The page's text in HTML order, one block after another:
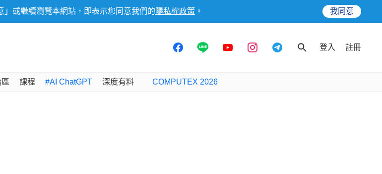
或繼續瀏覽本網站，即表示您同意我們的 隱私權政策 。 我同意
登入 註冊
課程 #AI ChatGPT 深度有料 COMPUTEX 2026